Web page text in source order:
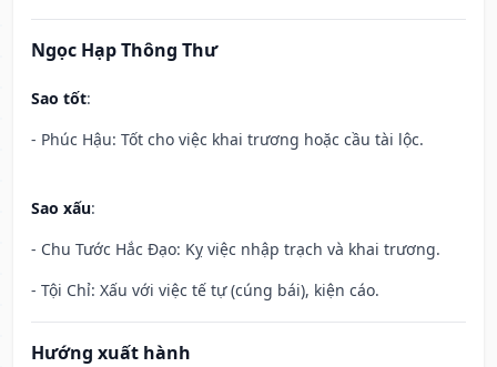
Ngọc Hạp Thông Thư
Sao tốt:
- Phúc Hậu: Tốt cho việc khai trương hoặc cầu tài lộc.
Sao xấu:
- Chu Tước Hắc Đạo: Kỵ việc nhập trạch và khai trương.
- Tội Chỉ: Xấu với việc tế tự (cúng bái), kiện cáo.
Hướng xuất hành